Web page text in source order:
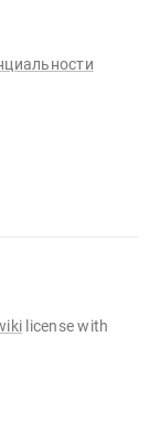
license with